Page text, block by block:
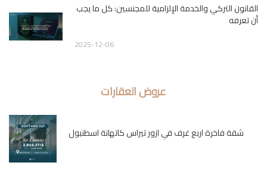
القانون التركي والخدمة الإلزامية للمجنسين: كل ما يجب
أن تعرفه
2025-12-06
عروض العقارات
شقة فاخرة اربع غرف في ازور تيراس كاتهانة اسطنبول